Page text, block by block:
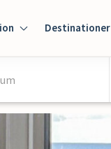
Destinationer